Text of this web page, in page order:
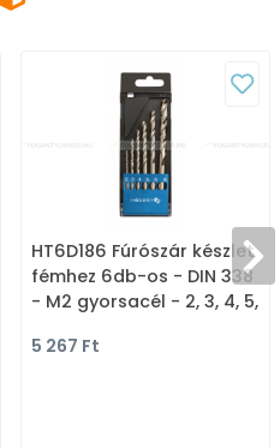
HT6D186 Fúrószár készlet
fémhez 6db-os - DIN 338
- M2 gyorsacél - 2, 3, 4, 5,
5 267 Ft